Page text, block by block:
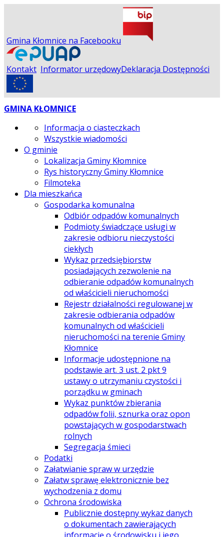
Gmina Kłomnice na Facebooku
Kontakt Informator urzędowyDeklaracja Dostępności
GMINA KŁOMNICE
Informacja o ciasteczkach
Wszystkie wiadomości
O gminie
Lokalizacja Gminy Kłomnice
Rys historyczny Gminy Kłomnice
Filmoteka
Dla mieszkańca
Gospodarka komunalna
Odbiór odpadów komunalnych
Podmioty świadczące usługi w
zakresie odbioru nieczystości
ciekłych
Wykaz przedsiębiorstw
posiadających zezwolenie na
odbieranie odpadów komunalnych
od właścicieli nieruchomości
Rejestr działalności regulowanej w
zakresie odbierania odpadów
komunalnych od właścicieli
nieruchomości na terenie Gminy
Kłomnice
Informacje udostępnione na
podstawie art. 3 ust. 2 pkt 9
ustawy o utrzymaniu czystości i
porządku w gminach
Wykaz punktów zbierania
odpadów folii, sznurka oraz opon
powstających w gospodarstwach
rolnych
Segregacja śmieci
Podatki
Załatwianie spraw w urzędzie
Załatw sprawę elektronicznie bez
wychodzenia z domu
Ochrona środowiska
Publicznie dostępny wykaz danych
o dokumentach zawierających